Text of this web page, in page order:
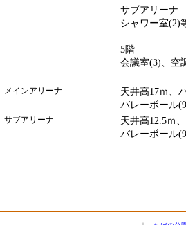
サブアリー
シャワー室(2)
5階
会議室(3)、空
メインアリーナ
天井高17ｍ、
バレーボール
サブアリーナ
天井高12.5ｍ
バレーボール